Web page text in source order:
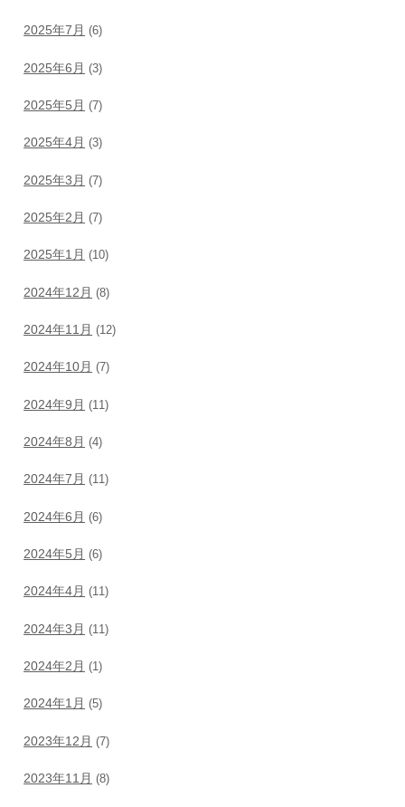
2025年7月 (6)
2025年6月 (3)
2025年5月 (7)
2025年4月 (3)
2025年3月 (7)
2025年2月 (7)
2025年1月 (10)
2024年12月 (8)
2024年11月 (12)
2024年10月 (7)
2024年9月 (11)
2024年8月 (4)
2024年7月 (11)
2024年6月 (6)
2024年5月 (6)
2024年4月 (11)
2024年3月 (11)
2024年2月 (1)
2024年1月 (5)
2023年12月 (7)
2023年11月 (8)